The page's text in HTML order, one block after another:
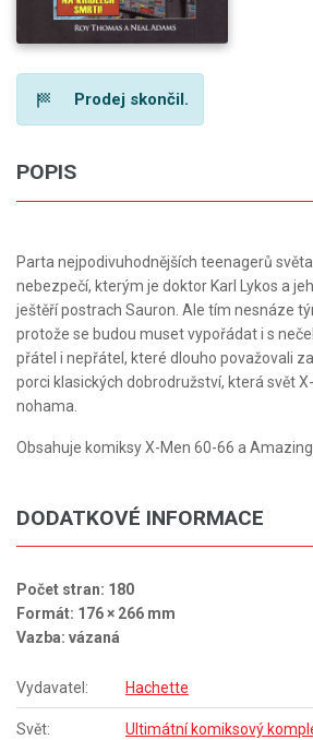
Prodej skončil.
POPIS
Parta nejpodivuhodnějších teenagerů
nebezpečí, kterým je doktor Karl Lykos a
ještěří postrach Sauron. Ale tím nesnáze
protože se budou muset vypořádat i s
přátel i nepřátel, které dlouho považovali
porci klasických dobrodružství, která svět
nohama.
Obsahuje komiksy X-Men 60-66 a Amazing
DODATKOVÉ INFORMACE
Počet stran: 180
Formát: 176 × 266 mm
Vazba: vázaná
Vydavatel: Hachette
Svět: Ultimátní komiksový